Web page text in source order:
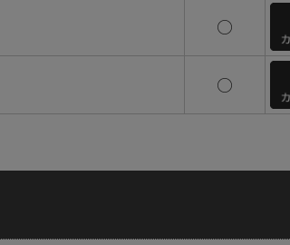
○
○